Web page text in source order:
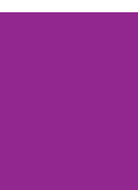
dành cho Người lớn